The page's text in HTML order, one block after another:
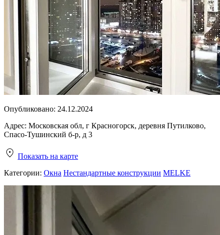
Опубликовано: 24.12.2024
Адрес: Московская обл, г Красногорск, деревня Путилково,
Спасо-Тушинский б-р, д 3
Показать на карте
Категории: Окна Нестандартные конструкции MELKE